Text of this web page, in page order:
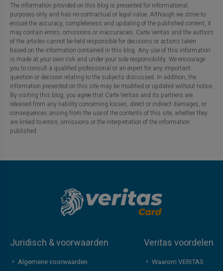
The information provided on this blog is presented for informational
purposes only and has no contractual or legal value. Although we strive to
ensure the accuracy, completeness and updating of the published content, it
may contain errors, omissions or inaccuracies. Carte Veritas and the authors
of the articles cannot be held responsible for decisions or actions taken
based on the information contained in this blog. Any use of this information
is made at your own risk and under your sole responsibility. We encourage
you to consult a qualified professional or an expert for any important
question or decision relating to the subjects discussed. In addition, the
information presented on this site may be modified or updated without notice.
By visiting this blog, you agree that Carte Veritas and its partners are
released from any liability concerning losses, direct or indirect damages, or
consequences arising from the use of the contents of this site, whether they
are linked to errors, omissions or the interpretation of the information
published.
Juridisch & voorwaarden
Algemene voorwaarden
Veritas voordelen
Waarom VERITAS